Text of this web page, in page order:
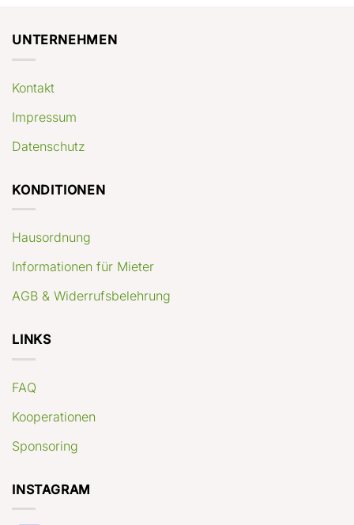
UNTERNEHMEN
Kontakt
Impressum
Datenschutz
KONDITIONEN
Hausordnung
Informationen für Mieter
AGB & Widerrufsbelehrung
LINKS
FAQ
Kooperationen
Sponsoring
INSTAGRAM